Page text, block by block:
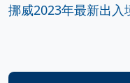
挪威2023年最新出入